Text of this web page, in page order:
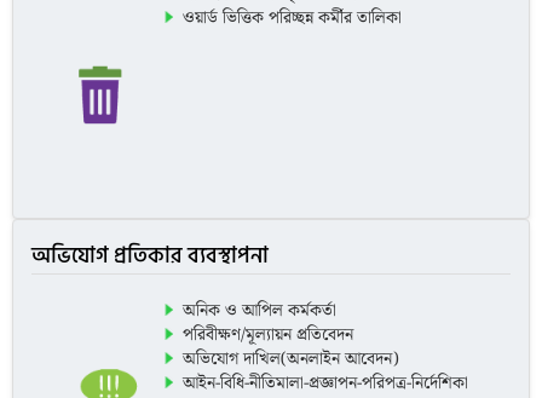
ওয়ার্ড ভিত্তিক পরিচ্ছন্ন কর্মীর তালিকা
অভিযোগ প্রতিকার ব্যবস্থাপনা
অনিক ও আপিল কর্মকর্তা
পরিবীক্ষণ/মূল্যায়ন প্রতিবেদন
অভিযোগ দাখিল(অনলাইন আবেদন)
আইন-বিধি-নীতিমালা-প্রজ্ঞাপন-পরিপত্র-নির্দেশিকা